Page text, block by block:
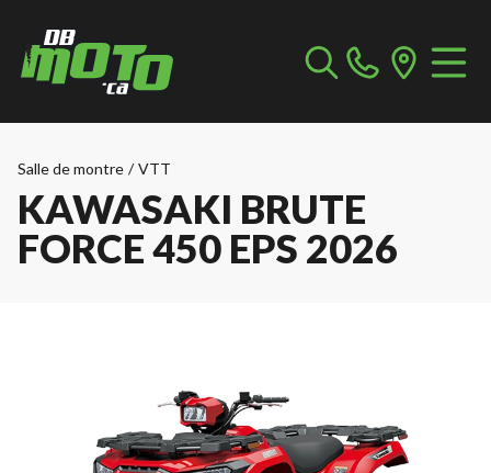
Salle de montre / VTT
KAWASAKI BRUTE
FORCE 450 EPS 2026